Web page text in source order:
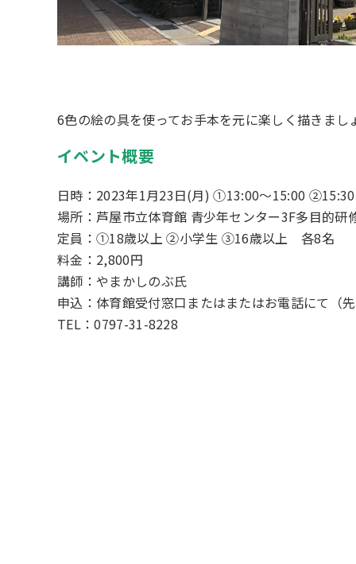
6色の絵の具を使ってお手本を元に楽しく描きま
イベント概要
日時：2023年1月23日(月) ①13:00～15:00
場所：芦屋市立体育館 青少年センター3F多目的研
定員：①18歳以上 ②小学生 ③16歳以上 各8名
料金：2,800円
講師：やまかしのぶ氏
申込：体育館受付窓口またはまたはお電話にて（
TEL：0797-31-8228